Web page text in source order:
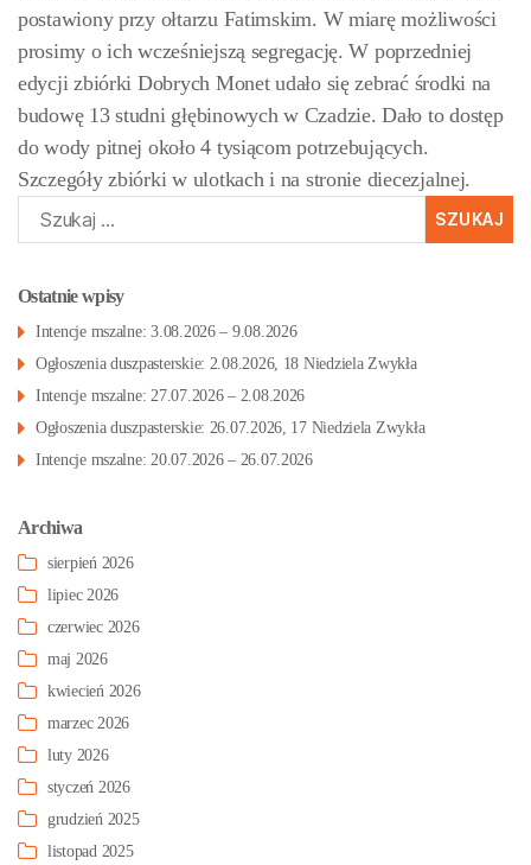
postawiony przy ołtarzu Fatimskim. W miarę możliwości
prosimy o ich wcześniejszą segregację. W poprzedniej
edycji zbiórki Dobrych Monet udało się zebrać środki na
budowę 13 studni głębinowych w Czadzie. Dało to dostęp
do wody pitnej około 4 tysiącom potrzebujących.
Szczegóły zbiórki w ulotkach i na stronie diecezjalnej.
Szukaj:
Ostatnie wpisy
Intencje mszalne: 3.08.2026 – 9.08.2026
Ogłoszenia duszpasterskie: 2.08.2026, 18 Niedziela Zwykła
Intencje mszalne: 27.07.2026 – 2.08.2026
Ogłoszenia duszpasterskie: 26.07.2026, 17 Niedziela Zwykła
Intencje mszalne: 20.07.2026 – 26.07.2026
Archiwa
sierpień 2026
lipiec 2026
czerwiec 2026
maj 2026
kwiecień 2026
marzec 2026
luty 2026
styczeń 2026
grudzień 2025
listopad 2025